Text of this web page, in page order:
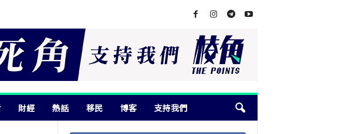
財經 熱話 移民 博客 支持我們